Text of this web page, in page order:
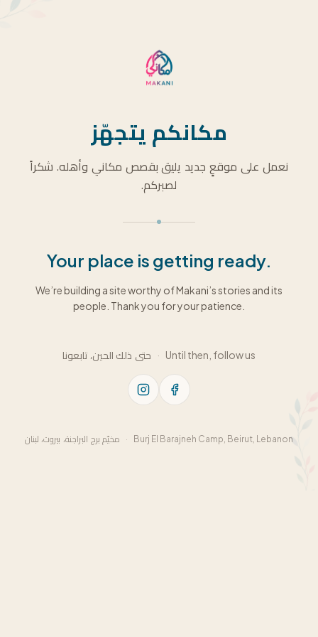
مكانكم يتجهّز
نعمل على موقعٍ جديد يليق بقصص مكاني وأهله. شكراً
لصبركم.
Your place is getting ready.
We’re building a site worthy of Makani’s stories and its
people. Thank you for your patience.
حتى ذلك الحين، تابعونا · Until then, follow us
مخيّم برج البراجنة، بيروت، لبنان · Burj El Barajneh Camp, Beirut, Lebanon